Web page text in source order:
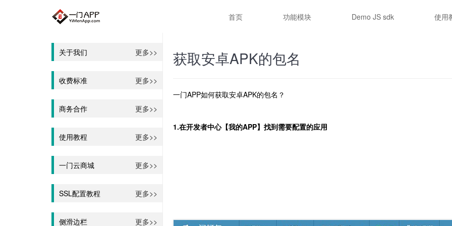
首页 功能模块 Demo JS sdk 使用
关于我们 更多>>
收费标准 更多>>
商务合作 更多>>
使用教程 更多>>
一门云商城 更多>>
SSL配置教程 更多>>
侧滑边栏 更多>>
获取安卓APK的包名
一门APP如何获取安卓APK的包名？
1.在开发者中心【我的APP】找到需要配置的应用